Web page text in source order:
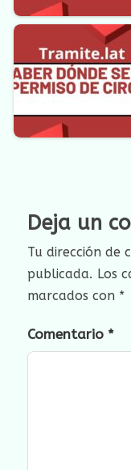
Deja un
Tu dirección de
publicada. Los
marcados con *
Comentario *